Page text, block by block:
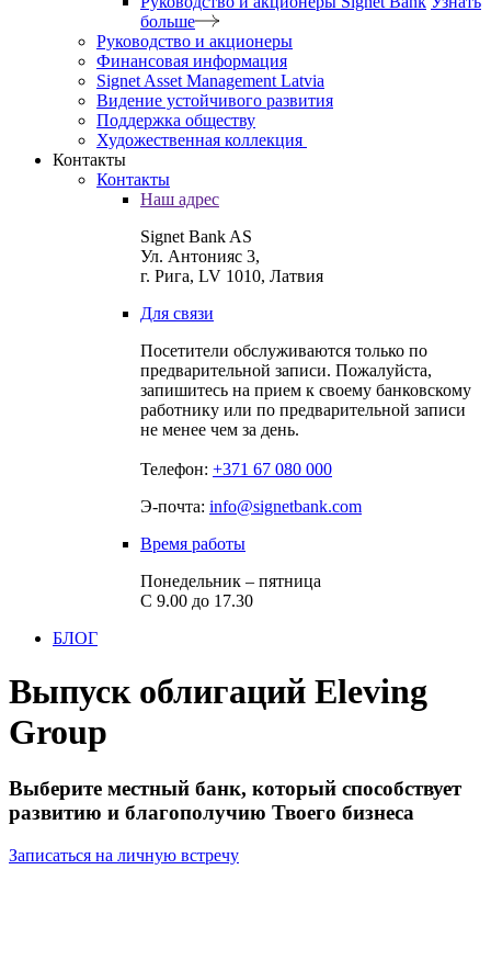
больше
Руководство и акционеры
Финансовая информация
Signet Asset Management Latvia
Видение устойчивого развития
Поддержка обществу
Художественная коллекция
Контакты
Контакты
Наш адрес
Signet Bank AS
Ул. Антонияс 3,
г. Рига, LV 1010, Латвия
Для связи
Посетители обслуживаются только по
предварительной записи. Пожалуйста,
запишитесь на прием к своему банковскому
работнику или по предварительной записи
не менее чем за день.
Телефон: +371 67 080 000
Э-почта: info@signetbank.com
Время работы
Понедельник – пятница
С 9.00 до 17.30
БЛОГ
Выпуск облигаций Eleving
Group
Выберите местный банк, который способствует
развитию и благополучию Твоего бизнеса
Записаться на личную встречу